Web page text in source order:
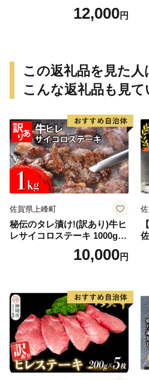
12,000円
この返礼品を見た人
こんな返礼品も見て
佐賀県上峰町
秘伝のタレ漬け!(訳あり)牛ヒ
レサイコロステーキ 1000g
10,000円